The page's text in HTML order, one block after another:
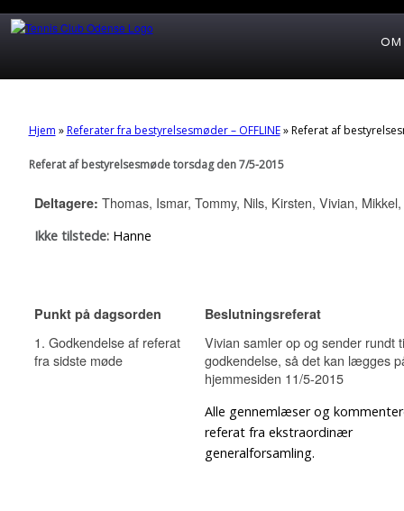
OM
Hjem »Referater fra bestyrelsesmøder – OFFLINE»Referat af
Referat af bestyrelsesmøde torsdag den 7/5-2015
Deltagere: Thomas, Ismar, Tommy, Nils, Kirsten, Vivian,
Ikke tilstede: Hanne
Punkt på dagsorden Beslutningsreferat
1. Godkendelse af referat
fra sidste møde
Vivian samler op og sender rundt
godkendelse, så det kan lægges
hjemmesiden 11/5-2015
Alle gennemlæser og
referat fra ekstraordinær
generalforsamling.